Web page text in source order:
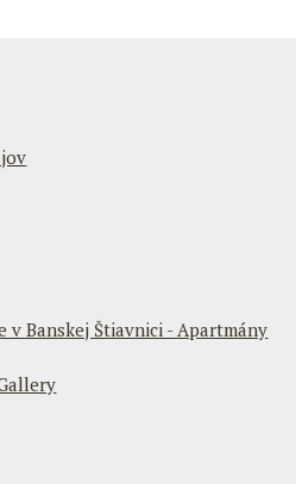
v Banskej Štiavnici - Apartmány